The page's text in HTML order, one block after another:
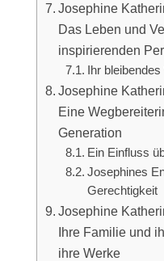
Josephine
Das Leben und
inspirierenden
Ihr
Josephine
Eine
Generation
Ein Einfluss
Josephines
Gerechtigkeit
Josephine
Ihre Familie und
ihre Werke